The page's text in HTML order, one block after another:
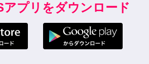
アプリをダウンロード